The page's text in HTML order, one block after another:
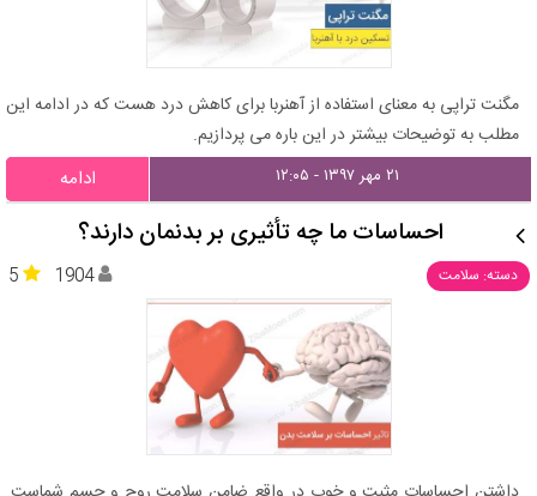
مگنت تراپی به معنای استفاده از آهنربا برای کاهش درد هست که در ادامه این
مطلب به توضیحات بیشتر در این باره می پردازیم.
۲۱ مهر ۱۳۹۷ - ۱۲:۰۵ ادامه
احساسات ما چه تأثیری بر بدنمان دارند؟
دسته: سلامت 5 1904